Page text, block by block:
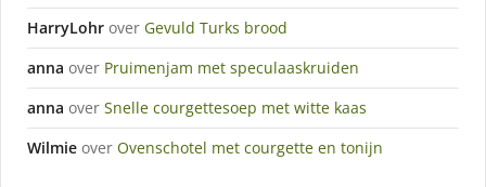
HarryLohr over Gevuld Turks brood
anna over Pruimenjam met speculaaskruiden
anna over Snelle courgettesoep met witte kaas
Wilmie over Ovenschotel met courgette en tonijn